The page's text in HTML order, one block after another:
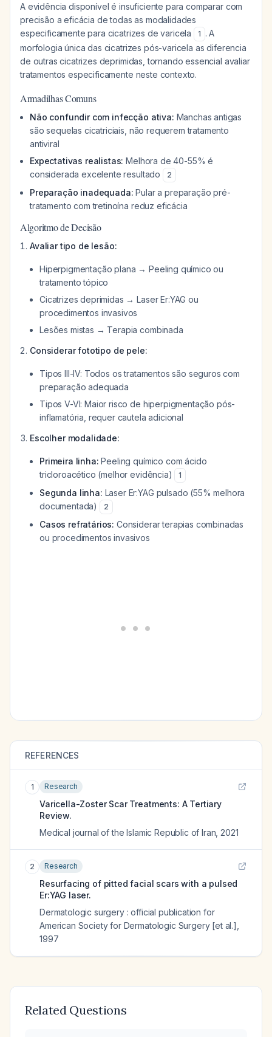
A evidência disponível é insuficiente para comparar com
precisão a eficácia de todas as modalidades
especificamente para cicatrizes de varicela
1 . A
morfologia única das cicatrizes pós-varicela as diferencia
de outras cicatrizes deprimidas, tornando essencial avaliar
tratamentos especificamente neste contexto.
Armadilhas Comuns
Não confundir com infecção ativa: Manchas antigas
são sequelas cicatriciais, não requerem tratamento
antiviral
Expectativas realistas: Melhora de 40-55% é
considerada excelente resultado
2
Preparação inadequada: Pular a preparação pré-
tratamento com tretinoína reduz eficácia
Algoritmo de Decisão
Avaliar tipo de lesão:
Hiperpigmentação plana → Peeling químico ou
tratamento tópico
Cicatrizes deprimidas → Laser Er:YAG ou
procedimentos invasivos
Lesões mistas → Terapia combinada
Considerar fototipo de pele:
Tipos III-IV: Todos os tratamentos são seguros com
preparação adequada
Tipos V-VI: Maior risco de hiperpigmentação pós-
inflamatória, requer cautela adicional
Escolher modalidade:
Primeira linha: Peeling químico com ácido
tricloroacético (melhor evidência)
1
Segunda linha: Laser Er:YAG pulsado (55% melhora
documentada)
2
Casos refratários: Considerar terapias combinadas
ou procedimentos invasivos
REFERENCES
1 Research
Varicella-Zoster Scar Treatments: A Tertiary
Review.
Medical journal of the Islamic Republic of Iran 2021
2 Research
Resurfacing of pitted facial scars with a pulsed
Er:YAG laser.
Dermatologic surgery : official publication for
American Society for Dermatologic Surgery [et al.]
1997
Related Questions